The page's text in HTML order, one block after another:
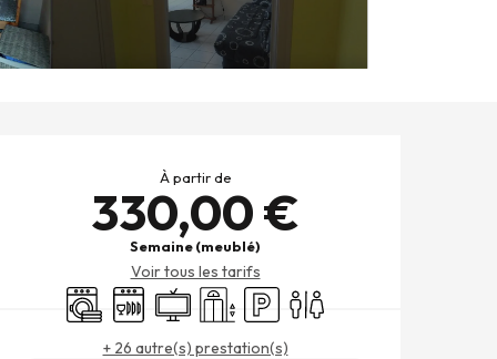
OUVERTURE ET
À partir de
330,00 €
Semaine (meublé)
Voir tous les tarifs
Lave lingeLave vaisselle
TélévisionAscenseur
ParkingToilettes
+ 26 autre(s) prestation(s)